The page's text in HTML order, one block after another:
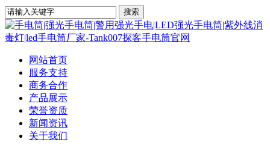
网站首页
服务支持
商务合作
产品展示
荣誉资质
新闻资讯
关于我们